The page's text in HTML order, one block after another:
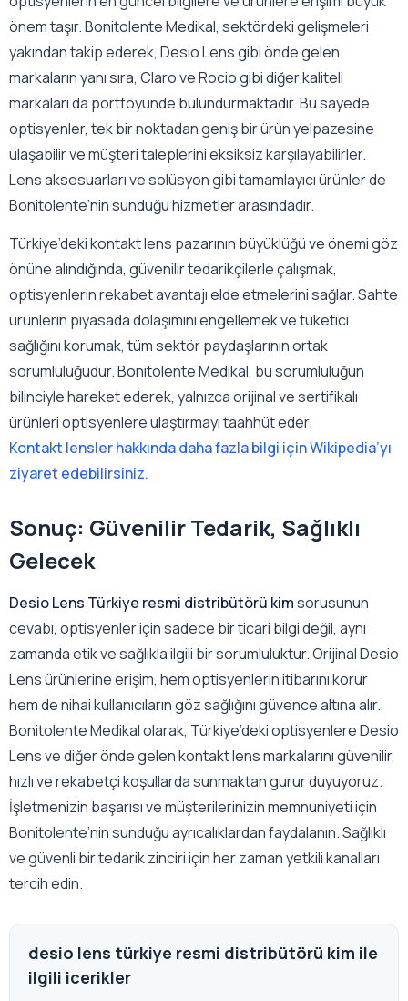
önem taşır. Bonitolente Medikal, sektördeki gelişmeleri
yakından takip ederek, Desio Lens gibi önde gelen
markaların yanı sıra, Claro ve Rocio gibi diğer kaliteli
markaları da portföyünde bulundurmaktadır. Bu sayede
optisyenler, tek bir noktadan geniş bir ürün yelpazesine
ulaşabilir ve müşteri taleplerini eksiksiz karşılayabilirler.
Lens aksesuarları ve solüsyon gibi tamamlayıcı ürünler de
Bonitolente’nin sunduğu hizmetler arasındadır.
Türkiye’deki kontakt lens pazarının büyüklüğü ve önemi göz
önüne alındığında, güvenilir tedarikçilerle çalışmak,
optisyenlerin rekabet avantajı elde etmelerini sağlar. Sahte
ürünlerin piyasada dolaşımını engellemek ve tüketici
sağlığını korumak, tüm sektör paydaşlarının ortak
sorumluluğudur. Bonitolente Medikal, bu sorumluluğun
bilinciyle hareket ederek, yalnızca orijinal ve sertifikalı
ürünleri optisyenlere ulaştırmayı taahhüt eder.
Kontakt lensler hakkında daha fazla bilgi için Wikipedia’yı
ziyaret edebilirsiniz.
Sonuç: Güvenilir Tedarik, Sağlıklı
Gelecek
Desio Lens Türkiye resmi distribütörü kimsorusunun
cevabı, optisyenler için sadece bir ticari bilgi değil, aynı
zamanda etik ve sağlıkla ilgili bir sorumluluktur. Orijinal Desio
Lens ürünlerine erişim, hem optisyenlerin itibarını korur
hem de nihai kullanıcıların göz sağlığını güvence altına alır.
Bonitolente Medikal olarak, Türkiye’deki optisyenlere Desio
Lens ve diğer önde gelen kontakt lens markalarını güvenilir,
hızlı ve rekabetçi koşullarda sunmaktan gurur duyuyoruz.
İşletmenizin başarısı ve müşterilerinizin memnuniyeti için
Bonitolente’nin sunduğu ayrıcalıklardan faydalanın. Sağlıklı
ve güvenli bir tedarik zinciri için her zaman yetkili kanalları
tercih edin.
desio lens türkiye resmi distribütörü kim ile
ilgili icerikler